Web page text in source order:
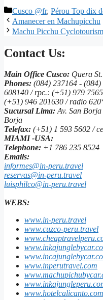
Cusco @fr, Pérou Top dix
Amanecer en Machupicchu
Machu Picchu
Contact Us:
Main Office Cusco: Quera
Phones: (084) 237164 -
608140 / rpc.: (+51) 979
(+51) 946 201630 / radio
Sucursal Lima:Av. San Borja
Borja
Telefax: (+51) 1 593 5602 /
MIAMI -USA:
Telephone: +1 786 235 8524
Emails:
informes@in-peru.travel
reservas@in-peru.travel
luisphilco@in-peru.travel
WEBS:
www.in-peru.travel
www.cuzco-peru.travel
www.inperutravel.com
www.hotelcalicanto.com